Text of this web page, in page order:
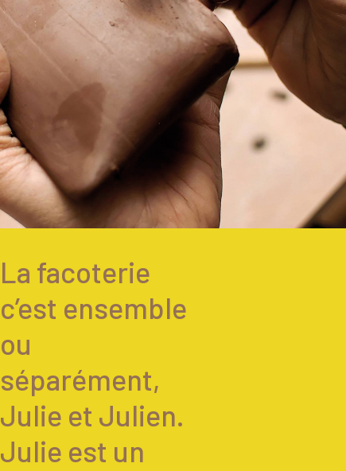
La facoterie
c’est ensemble
ou
séparément,
Julie et Julien.
Julie est un